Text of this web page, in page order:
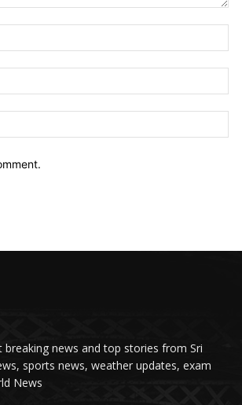
breaking news and top stories from Sri
sports news, weather updates, exam
News